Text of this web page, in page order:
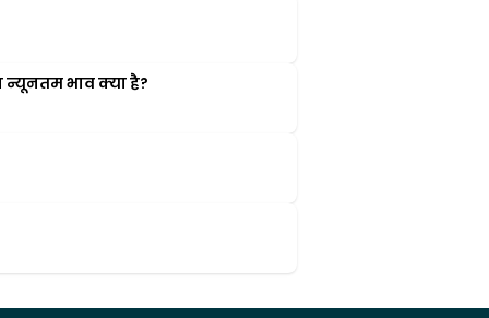
भाव क्या है?